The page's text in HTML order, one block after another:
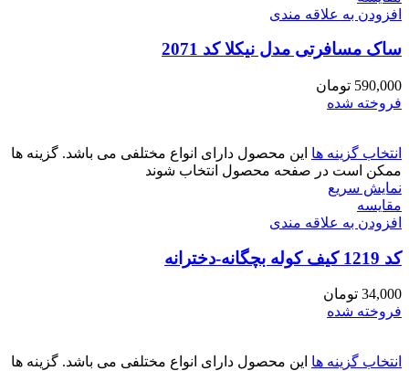
افزودن به علاقه مندی
ساک مسافرتی مدل نیکلا کد 2071
590,000 تومان
فروخته شده
انتخاب گزینه ها این محصول دارای انواع مختلفی می باشد. گزینه ها
ممکن است در صفحه محصول انتخاب شوند
نمایش سریع
مقايسه
افزودن به علاقه مندی
کد 1219 کیف کوله بچگانه-دخترانه
34,000 تومان
فروخته شده
انتخاب گزینه ها این محصول دارای انواع مختلفی می باشد. گزینه ها